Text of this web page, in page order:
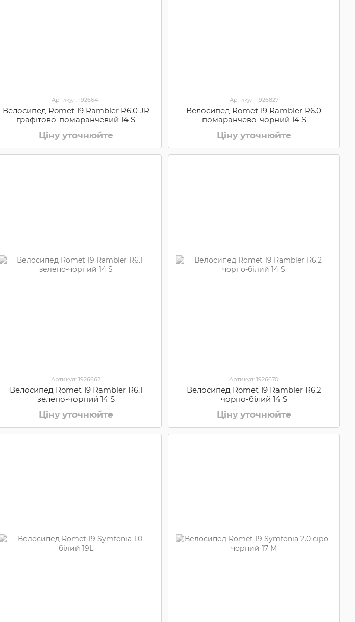
Артикул: 1926641
Велосипед Romet 19 Rambler R6.0 JR
графітово-помаранчевий 14 S
Ціну уточнюйте
Артикул: 1926827
Велосипед Romet 19 Rambler R6.0
помаранчево-чорний 14 S
Ціну уточнюйте
Артикул: 1926662
Велосипед Romet 19 Rambler R6.1
зелено-чорний 14 S
Ціну уточнюйте
Артикул: 1926670
Велосипед Romet 19 Rambler R6.2
чорно-білий 14 S
Ціну уточнюйте